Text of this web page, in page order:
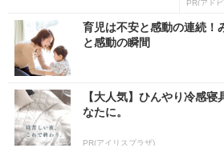
PR(アド
育児は不安と感動の連続！
と感動の瞬間
【大人気】ひんやり冷感
なたに。
PR(アイリスプラザ)